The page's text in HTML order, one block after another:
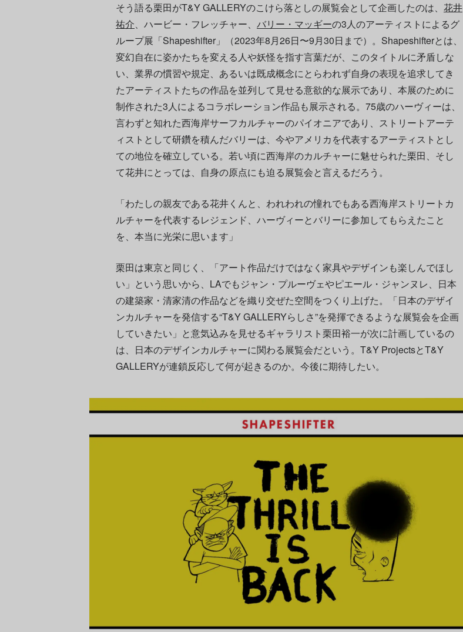
そう語る栗田がT&Y GALLERYのこけら落としの展覧会として企画したのは、 花井
祐介、ハービー・フレッチャー、 バリー・マッギーの3人のアーティストによるグ
ループ展「Shapeshifter」（2023年8月26日〜9月30日まで）。Shapeshifterとは、
変幻自在に姿かたちを変える人や妖怪を指す言葉だが、このタイトルに矛盾しな
い、業界の慣習や規定、あるいは既成概念にとらわれず自身の表現を追求してき
たアーティストたちの作品を並列して見せる意欲的な展示であり、本展のために
制作された3人によるコラボレーション作品も展示される。75歳のハーヴィーは、
言わずと知れた西海岸サーフカルチャーのパイオニアであり、ストリートアーテ
ィストとして研鑽を積んだバリーは、今やアメリカを代表するアーティストとし
ての地位を確立している。若い頃に西海岸のカルチャーに魅せられた栗田、そし
て花井にとっては、自身の原点にも迫る展覧会と言えるだろう。
「わたしの親友である花井くんと、われわれの憧れでもある西海岸ストリートカ
ルチャーを代表するレジェンド、ハーヴィーとバリーに参加してもらえたこと
を、本当に光栄に思います」
栗田は東京と同じく、「アート作品だけではなく家具やデザインも楽しんでほし
い」という思いから、LAでもジャン・プルーヴェやピエール・ジャンヌレ、日本
の建築家・清家清の作品などを織り交ぜた空間をつくり上げた。「日本のデザイ
ンカルチャーを発信する“T&Y GALLERYらしさ”を発揮できるような展覧会を企画
していきたい」と意気込みを見せるギャラリスト栗田裕一が次に計画しているの
は、日本のデザインカルチャーに関わる展覧会だという。T&Y ProjectsとT&Y
GALLERYが連鎖反応して何が起きるのか。今後に期待したい。